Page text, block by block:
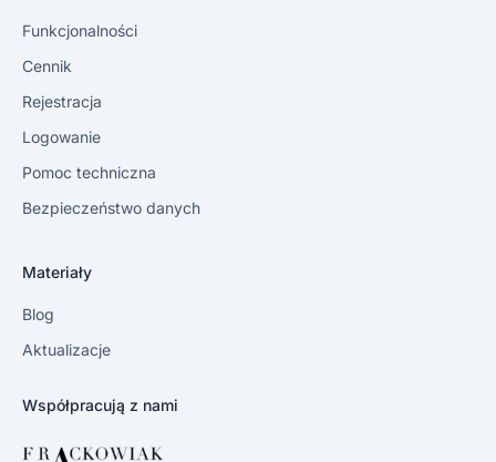
Funkcjonalności
Cennik
Rejestracja
Logowanie
Pomoc techniczna
Bezpieczeństwo danych
Materiały
Blog
Aktualizacje
Współpracują z nami